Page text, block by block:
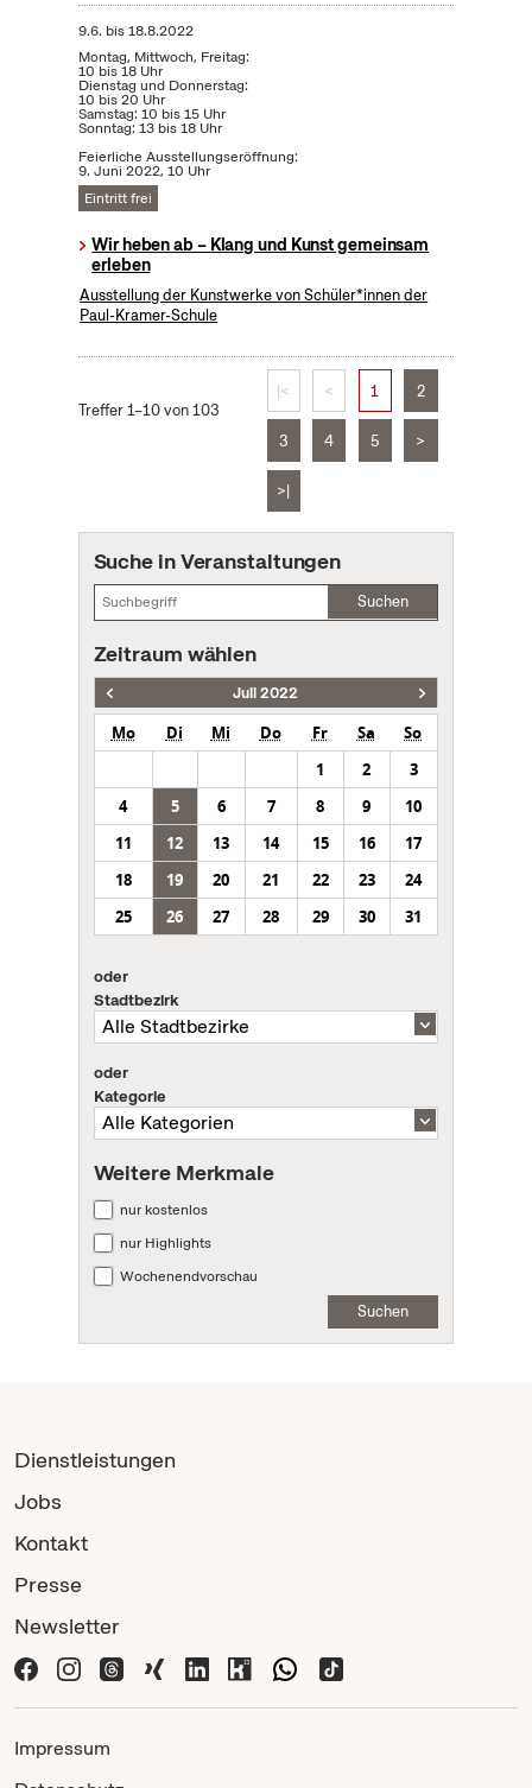
9.6. bis18.8.2022
Montag, Mittwoch, Freitag:
10 bis 18 Uhr
Dienstag und Donnerstag:
10 bis 20 Uhr
Samstag: 10 bis 15 Uhr
Sonntag: 13 bis 18 Uhr
Feierliche Ausstellungseröffnung:
9. Juni 2022, 10 Uhr
Eintritt frei
Wir heben ab – Klang und Kunst gemeinsam
erleben
Ausstellung der Kunstwerke von Schüler*innen der
Paul-Kramer-Schule
Treffer 1–10 von 103
|< < 1 2
3 4 5 >
>|
Suche in Veranstaltungen
Suchen
Zeitraum wählen
Juli 2022
Mo Di Mi Do Fr Sa
So
1
2
3
4
5 6 7 8 9
10
11
12 13 14 15 16
17
18
19 20 21 22 23
24
25
26 27 28 29 30 31
oder
Stadtbezirk
oder
Kategorie
Weitere Merkmale
nur kostenlos
nur Highlights
Wochenendvorschau
Suchen
Dienstleistungen
Jobs
Kontakt
Presse
Newsletter
Impressum